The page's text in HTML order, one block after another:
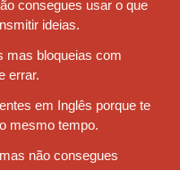
consegues usar o que
ideias.
mas bloqueias com
errar.
em Inglês porque te
mesmo tempo.
não consegues